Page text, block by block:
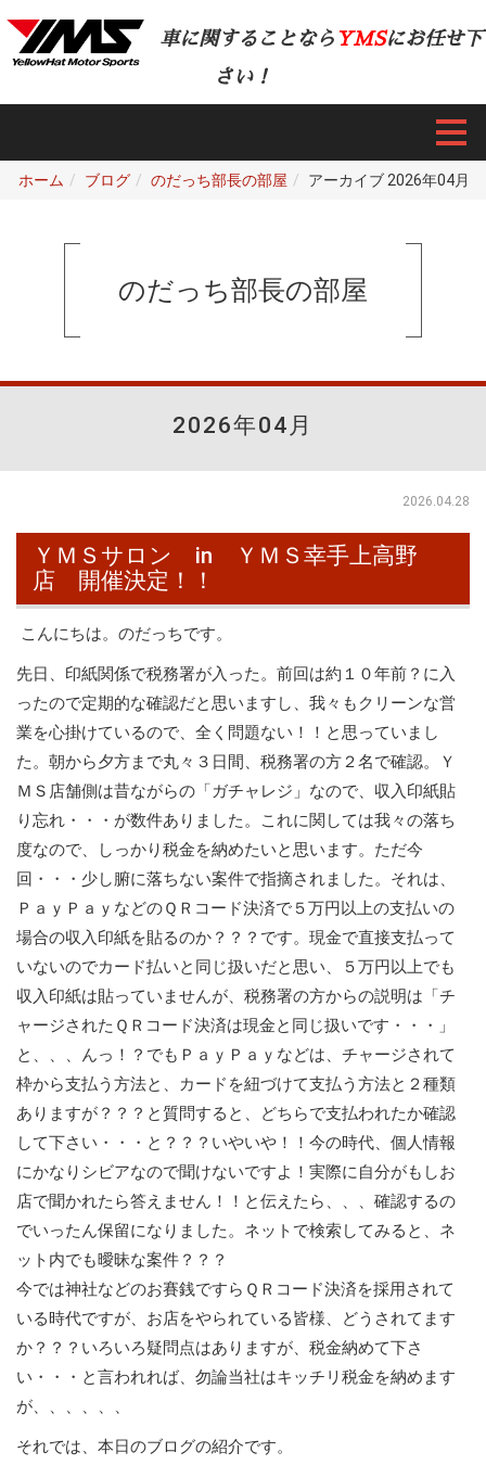
車に関することなら YMSにお任せ下
さい！
ホーム ブログ のだっち部長の部屋 アーカイブ 2026年04月
のだっち部長の部屋
2026年04月
2026.04.28
ＹＭＳサロン in ＹＭＳ幸手上高野
店 開催決定！！
こんにちは。のだっちです。
先日、印紙関係で税務署が入った。前回は約１０年前？に入
ったので定期的な確認だと思いますし、我々もクリーンな営
業を心掛けているので、全く問題ない！！と思っていまし
た。朝から夕方まで丸々３日間、税務署の方２名で確認。Ｙ
ＭＳ店舗側は昔ながらの「ガチャレジ」なので、収入印紙貼
り忘れ・・・が数件ありました。これに関しては我々の落ち
度なので、しっかり税金を納めたいと思います。ただ今
回・・・少し腑に落ちない案件で指摘されました。それは、
ＰａｙＰａｙなどのＱＲコード決済で５万円以上の支払いの
場合の収入印紙を貼るのか？？？です。現金で直接支払って
いないのでカード払いと同じ扱いだと思い、５万円以上でも
収入印紙は貼っていませんが、税務署の方からの説明は「チ
ャージされたＱＲコード決済は現金と同じ扱いです・・・」
と、、、んっ！？でもＰａｙＰａｙなどは、チャージされて
枠から支払う方法と、カードを紐づけて支払う方法と２種類
ありますが？？？と質問すると、どちらで支払われたか確認
して下さい・・・と？？？いやいや！！今の時代、個人情報
にかなりシビアなので聞けないですよ！実際に自分がもしお
店で聞かれたら答えません！！と伝えたら、、、確認するの
でいったん保留になりました。ネットで検索してみると、ネ
ット内でも曖昧な案件？？？
今では神社などのお賽銭ですらＱＲコード決済を採用されて
いる時代ですが、お店をやられている皆様、どうされてます
か？？？いろいろ疑問点はありますが、税金納めて下さ
い・・・と言われれば、勿論当社はキッチリ税金を納めます
が、、、、、、
それでは、本日のブログの紹介です。